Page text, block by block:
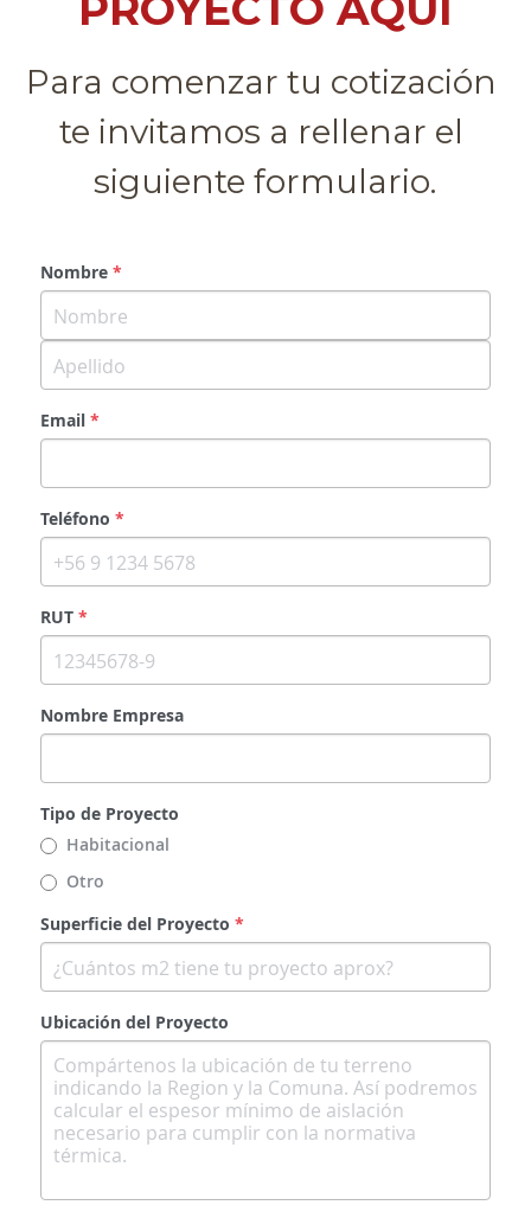
contacto
Para comenzar tu cotización
te invitamos a rellenar el
siguiente formulario.
Nombre*
Email*
Teléfono *
RUT*
Nombre Empresa
Tipo de Proyecto
Habitacional
Otro
Superficie del Proyecto *
Ubicación del Proyecto